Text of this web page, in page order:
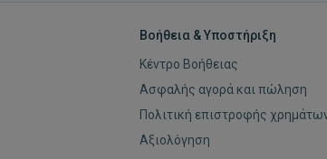
Βοήθεια & Υποστήριξη
Κέντρο Βοήθειας
Ασφαλής αγορά και πώληση
Πολιτική επιστροφής
Αξιολόγηση